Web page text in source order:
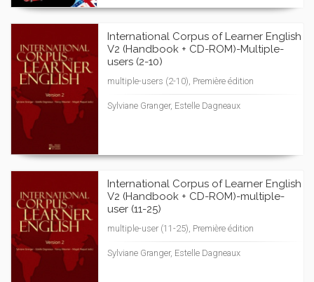
International Corpus of Learner English
V2 (Handbook + CD-ROM)-Multiple-
users (2-10)
multiple-users (2-10), Première édition
Sylviane Granger, Estelle Dagneaux
International Corpus of Learner English
V2 (Handbook + CD-ROM)-multiple-
user (11-25)
multiple-user (11-25), Première édition
Sylviane Granger, Estelle Dagneaux